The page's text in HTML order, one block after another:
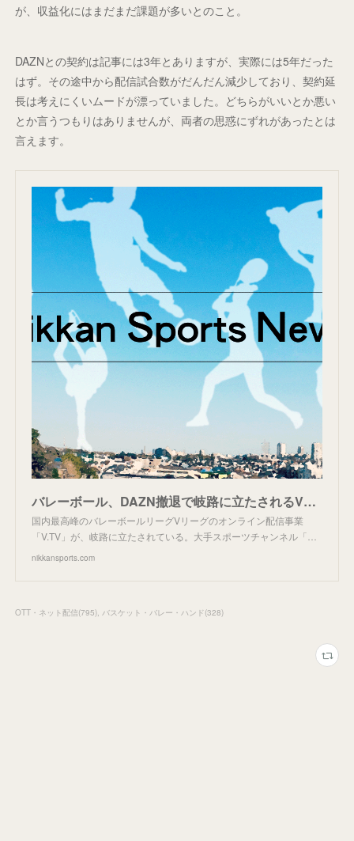
が、収益化にはまだまだ課題が多いとのこと。
DAZNとの契約は記事には3年とありますが、実際には5年だった
はず。その途中から配信試合数がだんだん減少しており、契約延
長は考えにくいムードが漂っていました。どちらがいいとか悪い
とか言うつもりはありませんが、両者の思惑にずれがあったとは
言えます。
バレーボール、DAZN撤退で岐路に立たされるVリーグ配信事業 - バレーボール : 日刊スポーツ
国内最高峰のバレーボールリーグVリーグのオンライン配信事業
「V.TV」が、岐路に立たされている。大手スポーツチャンネル「…
nikkansports.com
OTT・ネット配信(795) バスケット・バレー・ハンド(328)